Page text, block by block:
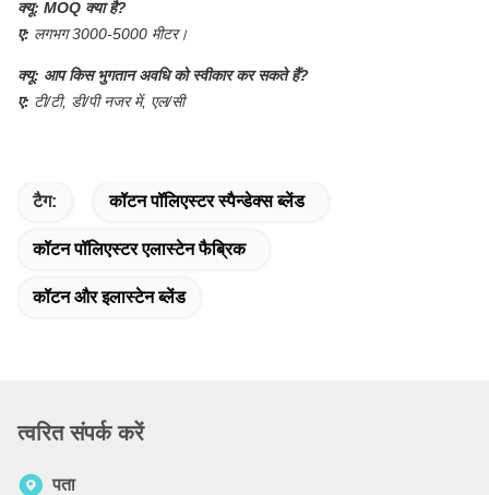
क्यू: MOQ क्या है?
ए: लगभग 3000-5000 मीटर।
क्यू: आप किस भुगतान अवधि को स्वीकार कर सकते हैं?
ए: टी/टी, डी/पी नजर में, एल/सी
टैग: कॉटन पॉलिएस्टर स्पैन्डेक्स ब्लेंड
कॉटन पॉलिएस्टर एलास्टेन फैब्रिक
कॉटन और इलास्टेन ब्लेंड
त्वरित संपर्क करें
पता